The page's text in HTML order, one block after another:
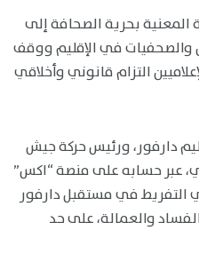
المعنية بحرية الصحافة إلى
والصحفيات في الإقليم ووقف
التزام قانوني وأخلاقي
دارفور، ورئيس حركة جيش
عبر حسابه على منصة “اكس”
التفريط في مستقبل دارفور
والعمالة، على حد